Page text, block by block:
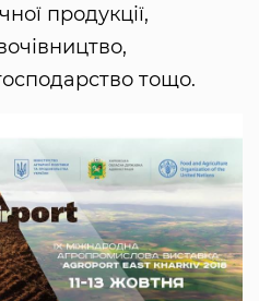
продукції,
тощо.